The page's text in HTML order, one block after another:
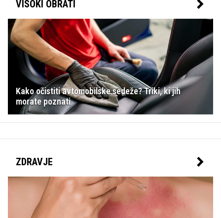
misliš oz. kakšno je tvoje mnenje itd.). Pogovori so
hoče in kar mu je volja in kaj mene briga s kom se
on druži . Njemu so pomembni prijatelji, kdo sem jaz,
prijatelji so pomembni. Zelo težko me kliče po
imenu, imam občutek , da sploh me more izgovoriti
mojega imena . Če sem zahtevala pojasnilo, je postal
nasilen, govoril je grde besede, me žalil in
preklinjal, vzel avto ter odšel. Kam, nikoli ni
povedal. Večkrat sem se poskušala pogovoriti,
njegov odgovor pa je bil, da naj ga pustim pri miru.
Pogovor ga ne zanima, ne moje solze ne slabo
stanovalci oz. še huje, brez čustvenih odnosov.
Razmišljam, ali je možno, da obstajajo taki ljudje oz.
moški brez čustvenosti in spoštovanja, da ne
omenjam ljubezni . Prosim za vaše mnenje in
nasvet . Hvala ...
VISOKI OBRATI
Kako očistiti avtomobilske sedeže? Triki, ki jih
morate poznati
ZDRAVJE